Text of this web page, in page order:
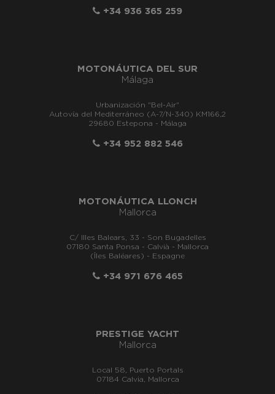
+34 936 365 259
MOTONÁUTICA DEL SUR
Málaga
Urbanización "Bel-Air"
Autovía del Mediterráneo (A-7/N-340) KM166,2
29680 Estepona - Málaga
+34 952 882 546
MOTONÁUTICA LLONCH
Mallorca
C/ Illes Balears, 33 - Son Bugadelles
07180 Santa Ponsa - Calvià - Mallorca
(Îles Baléares) - Espagne
+34 971 676 465
PRESTIGE YACHT
Mallorca
Local 58, Puerto Portals
07184 Calvia, Mallorca